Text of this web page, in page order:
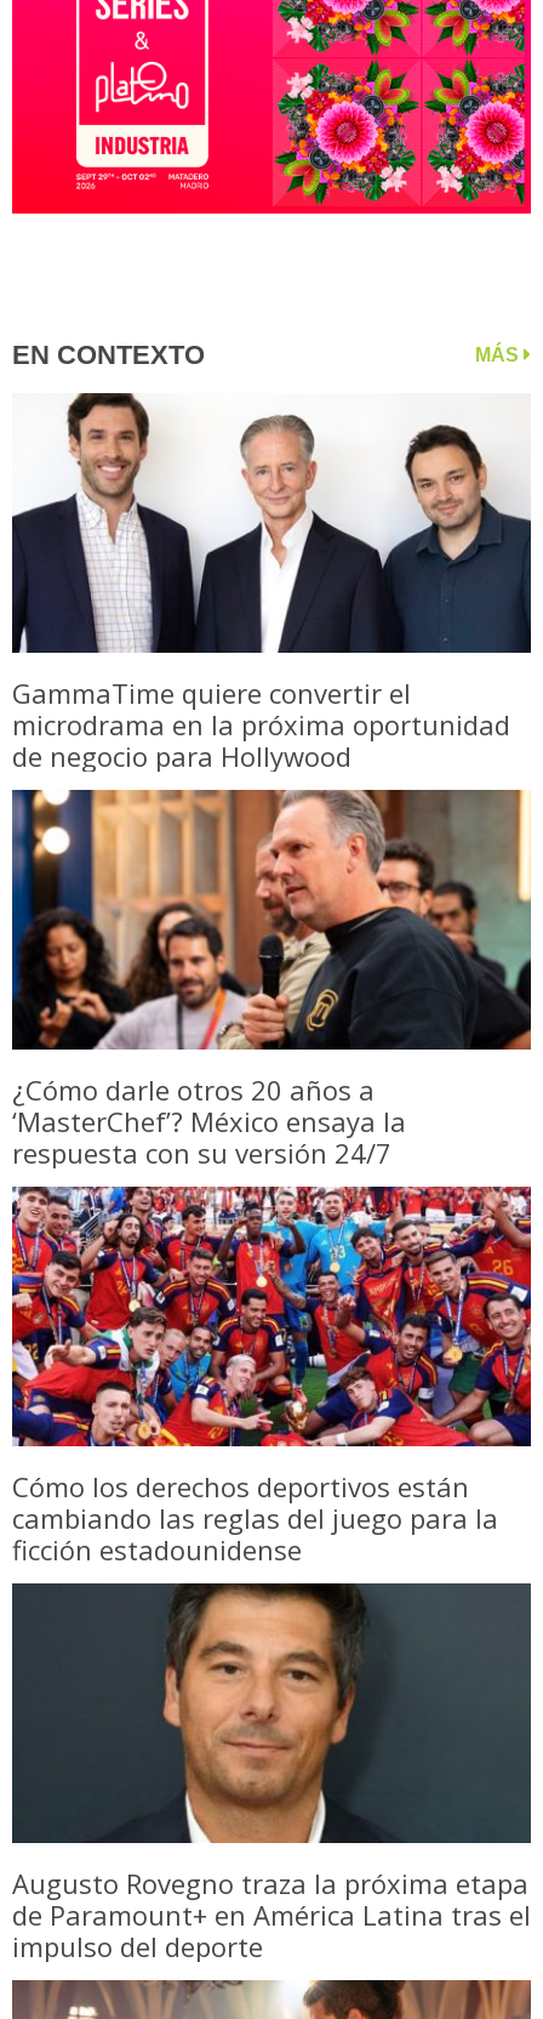
EN CONTEXTO MÁS
GammaTime quiere convertir el
microdrama en la próxima oportunidad
de negocio para Hollywood
¿Cómo darle otros 20 años a
‘MasterChef’? México ensaya la
respuesta con su versión 24/7
Cómo los derechos deportivos están
cambiando las reglas del juego para la
ficción estadounidense
Augusto Rovegno traza la próxima etapa
de Paramount+ en América Latina tras el
impulso del deporte